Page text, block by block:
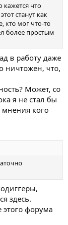
что
станут как
кто мог что-то
более простым
в работу даже
ничтожен, что,
Может, со
я не стал бы
мнения кого
здесь.
этого форума